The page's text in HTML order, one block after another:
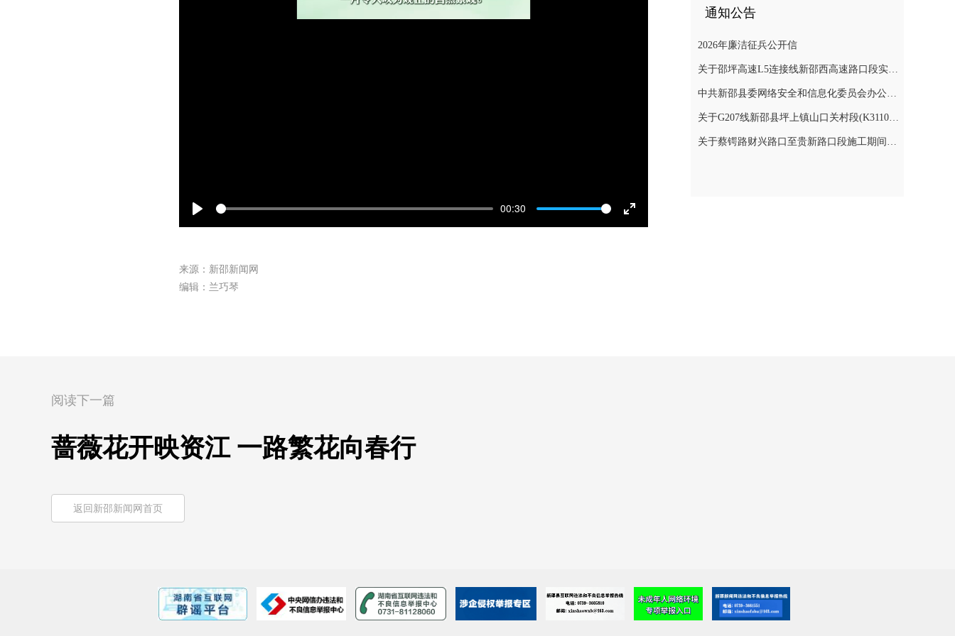
Play
00:30
Enter
来源：新邵新闻网
编辑：兰巧琴
通知公告
2026年廉洁征兵公开信
关于邵坪高速L5连接线新邵西高速路口段实施交通管制的公告
中共新邵县委网络安全和信息化委员会办公室关于巡察整改进展情况的通报
关于G207线新邵县坪上镇山口关村段(K3110+900～K3112+400)公路边坡地质灾害防治工程交通管制的公告
关于蔡锷路财兴路口至贵新路口段施工期间交通管制的通知
阅读下一篇
蔷薇花开映资江 一路繁花向春行
返回新邵新闻网首页